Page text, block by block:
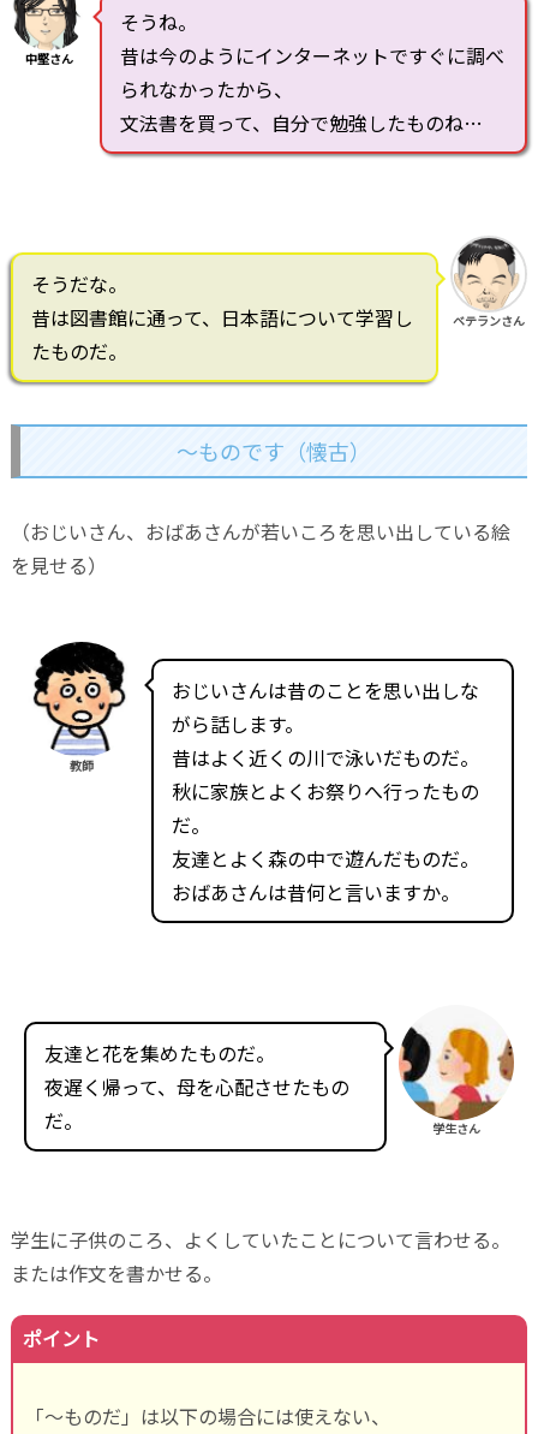
中堅さん
そうね。
昔は今のようにインターネットですぐに調べ
られなかったから、
文法書を買って、自分で勉強したものね…
そうだな。
昔は図書館に通って、日本語について学習し
たものだ。
ベテランさん
～ものです（懐古）
（おじいさん、おばあさんが若いころを思い出している絵
を見せる）
教師
おじいさんは昔のことを思い出しな
がら話します。
昔はよく近くの川で泳いだものだ。
秋に家族とよくお祭りへ行ったもの
だ。
友達とよく森の中で遊んだものだ。
おばあさんは昔何と言いますか。
友達と花を集めたものだ。
夜遅く帰って、母を心配させたもの
だ。
学生さん
学生に子供のころ、よくしていたことについて言わせる。
または作文を書かせる。
ポイント
「～ものだ」は以下の場合には使えない、